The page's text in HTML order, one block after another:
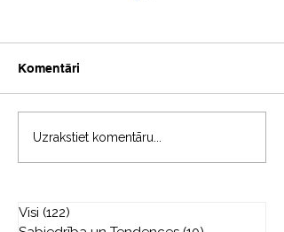
Atskats - “Festivāls
Cilvēkiem 2025”
Komentāri
Uzrakstiet komentāru...
Visi (122)